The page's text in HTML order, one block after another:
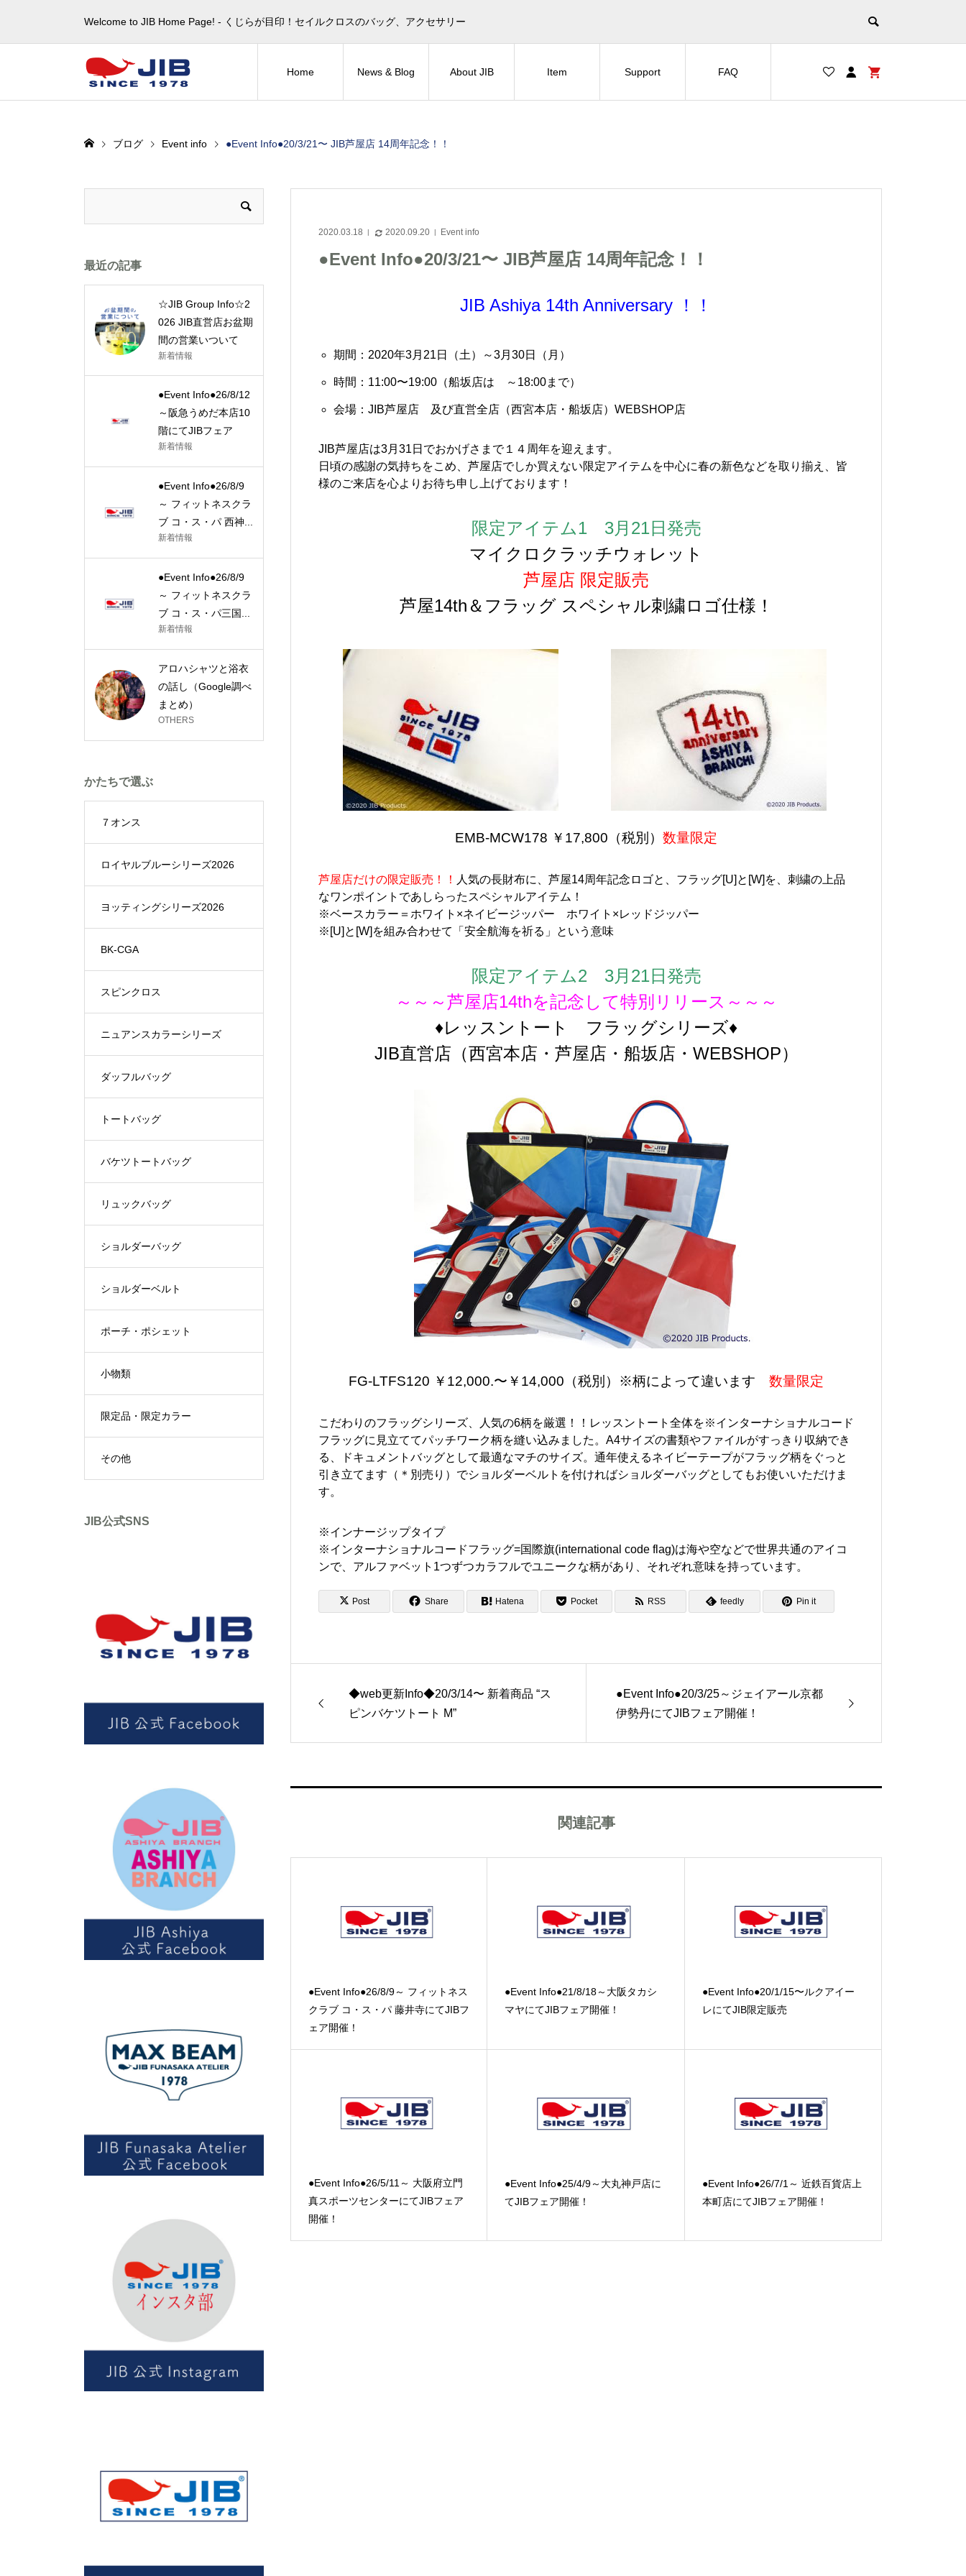
Welcome to JIB Home Page! ‐ くじらが目印！セイルクロスのバッグ、アクセサリー
Home News & Blog About JIB Item Support FAQ
ブログ Event info ●Event Info●20/3/21〜 JIB芦屋店 14周年記念！！
2020.03.18 2020.09.20 Event info
●Event Info●20/3/21〜 JIB芦屋店 14周年記念！！
JIB Ashiya 14th Anniversary ！！
期間：2020年3月21日（土）～3月30日（月）
時間：11:00〜19:00（船坂店は ～18:00まで）
会場：JIB芦屋店 及び直営全店（西宮本店・船坂店）WEBSHOP店
JIB芦屋店は3月31日でおかげさまで１４周年を迎えます。
日頃の感謝の気持ちをこめ、芦屋店でしか買えない限定アイテムを中心に春の新色などを取り揃え、皆
様のご来店を心よりお待ち申し上げております！
限定アイテム1 3月21日発売
マイクロクラッチウォレット
芦屋店 限定販売
芦屋14th＆フラッグ スペシャル刺繍ロゴ仕様！
EMB-MCW178 ￥17,800（税別） 数量限定
芦屋店だけの限定販売！！ 人気の長財布に、芦屋14周年記念ロゴと、フラッグ[U]と[W]を、刺繍の上品
なワンポイントであしらったスペシャルアイテム！
※ベースカラー＝ホワイト×ネイビージッパー ホワイト×レッドジッパー
※[U]と[W]を組み合わせて「安全航海を祈る」という意味
限定アイテム2 3月21日発売
～～～芦屋店14thを記念して特別リリース～～～
♦レッスントート フラッグシリーズ♦
JIB直営店（西宮本店・芦屋店・船坂店・WEBSHOP）
FG-LTFS120 ￥12,000.〜￥14,000（税別）※柄によって違います 数量限定
こだわりのフラッグシリーズ、人気の6柄を厳選！！レッスントート全体を※インターナショナルコード
フラッグに見立ててパッチワーク柄を縫い込みました。A4サイズの書類やファイルがすっきり収納でき
る、ドキュメントバッグとして最適なマチのサイズ。通年使えるネイビーテープがフラッグ柄をぐっと
引き立てます（＊別売り）でショルダーベルトを付ければショルダーバッグとしてもお使いいただけま
す。
※インナージップタイプ
※インターナショナルコードフラッグ=国際旗(international code flag)は海や空などで世界共通のアイコ
ンで、アルファベット1つずつカラフルでユニークな柄があり、それぞれ意味を持っています。
Post Share Hatena Pocket RSS feedly Pin it
◆web更新Info◆20/3/14〜 新着商品 “ス
ピンバケツトート M”
●Event Info●20/3/25～ジェイアール京都
伊勢丹にてJIBフェア開催！
関連記事
●Event Info●26/8/9～ フィットネス
クラブ コ・ス・パ 藤井寺にてJIBフ
ェア開催！
●Event Info●21/8/18～大阪タカシ
マヤにてJIBフェア開催！
●Event Info●20/1/15〜ルクアイー
レにてJIB限定販売
●Event Info●26/5/11～ 大阪府立門
真スポーツセンターにてJIBフェア
開催！
●Event Info●25/4/9～大丸神戸店に
てJIBフェア開催！
●Event Info●26/7/1～ 近鉄百貨店上
本町店にてJIBフェア開催！
最近の記事
☆JIB Group Info☆2
026 JIB直営店お盆期
間の営業いついて
新着情報
●Event Info●26/8/12
～阪急うめだ本店10
階にてJIBフェア
新着情報
●Event Info●26/8/9
～ フィットネスクラ
ブ コ・ス・パ 西神...
新着情報
●Event Info●26/8/9
～ フィットネスクラ
ブ コ・ス・パ三国...
新着情報
アロハシャツと浴衣
の話し（Google調べ
まとめ）
OTHERS
かたちで選ぶ
７オンス
ロイヤルブルーシリーズ2026
ヨッティングシリーズ2026
BK-CGA
スピンクロス
ニュアンスカラーシリーズ
ダッフルバッグ
トートバッグ
バケツトートバッグ
リュックバッグ
ショルダーバッグ
ショルダーベルト
ポーチ・ポシェット
小物類
限定品・限定カラー
その他
JIB公式SNS